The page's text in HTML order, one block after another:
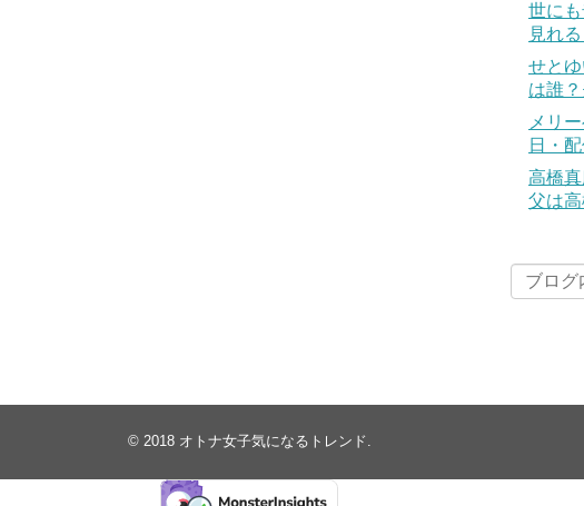
世に
見れ
せと
は誰
メリ
日・
高橋
父は
© 2018 オトナ女子気になるトレンド.